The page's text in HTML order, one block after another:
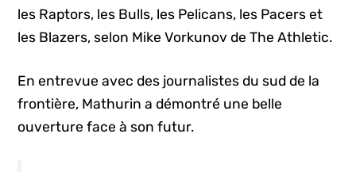
les Raptors, les Bulls, les Pelicans, les Pacers et
les Blazers, selon Mike Vorkunov de The Athletic.
En entrevue avec des journalistes du sud de la
frontière, Mathurin a démontré une belle
ouverture face à son futur.